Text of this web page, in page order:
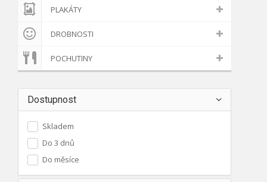
PLAKÁTY
DROBNOSTI
POCHUTINY
Dostupnost
Skladem
Do 3 dnů
Do měsíce